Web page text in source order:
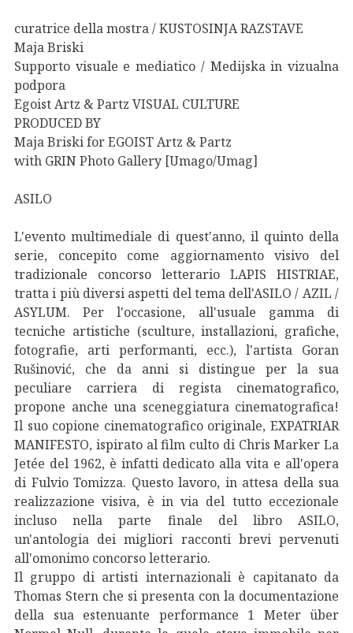
curatrice della mostra / KUSTOSINJA RAZSTAVE
Maja Briski
Supporto visuale e mediatico / Medijska in vizualna
podpora
Egoist Artz & Partz VISUAL CULTURE
PRODUCED BY
Maja Briski for EGOIST Artz & Partz
with GRIN Photo Gallery [Umago/Umag]
ASILO
L'evento multimediale di quest'anno, il quinto della
serie, concepito come aggiornamento visivo del
tradizionale concorso letterario LAPIS HISTRIAE,
tratta i più diversi aspetti del tema dell'ASILO / AZIL /
ASYLUM. Per l'occasione, all'usuale gamma di
tecniche artistiche (sculture, installazioni, grafiche,
fotografie, arti performanti, ecc.), l'artista Goran
Rušinović, che da anni si distingue per la sua
peculiare carriera di regista cinematografico,
propone anche una sceneggiatura cinematografica!
Il suo copione cinematografico originale, EXPATRIAR
MANIFESTO, ispirato al film culto di Chris Marker La
Jetée del 1962, è infatti dedicato alla vita e all'opera
di Fulvio Tomizza. Questo lavoro, in attesa della sua
realizzazione visiva, è in via del tutto eccezionale
incluso nella parte finale del libro ASILO,
un'antologia dei migliori racconti brevi pervenuti
all'omonimo concorso letterario.
Il gruppo di artisti internazionali è capitanato da
Thomas Stern che si presenta con la documentazione
della sua estenuante performance 1 Meter über